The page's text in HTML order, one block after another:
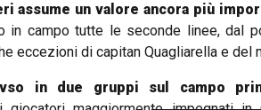
assume un valore ancora più
in campo tutte le seconde linee, dal
eccezioni di capitan Quagliarella e del
in due gruppi sul campo